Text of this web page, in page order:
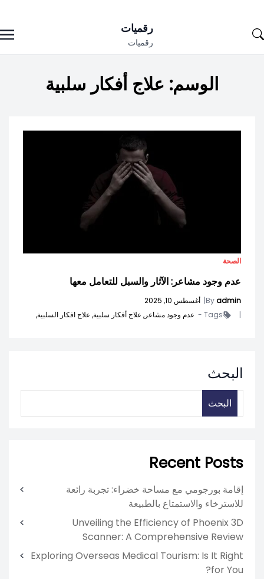
to
رقميات
رقميات
الوسم: علاج أفكار سلبية
الصحة
عدم وجود مشاعر: الآثار والسبل للتعامل معها
Byadmin
| أغسطس 10, 2025
|
Tags - عدم وجود مشاعر, علاج أفكار سلبية, علاج افكار السلبية,
البحث
البحث
Recent Posts
إقامة بورجومي مع مساحة خضراء: تجربة رائعة
للاسترخاء والاستمتاع بالطبيعة
Unveiling the Efficiency of Phoenix 3D
Scanner: A Comprehensive Review
Exploring Overseas Medical Tourism: Is It Right
for You?